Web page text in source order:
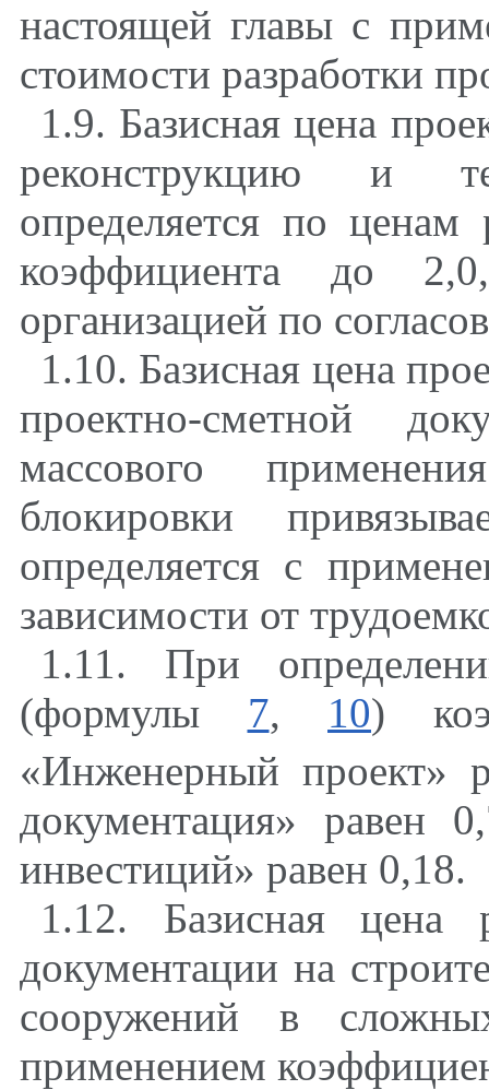
настоящей главы с
стоимости разработки
1.9. Базисная цена
реконструкцию и
определяется по
коэффициента до
организацией по
1.10. Базисная цена
проектно-сметной
массового
блокировки
определяется с
зависимости от
1.11. При
(формулы 7, 10)
«Инженерный проект»
документация» равен
инвестиций» равен 0,18.
1.12. Базисная цена
документации на
сооружений в
применением